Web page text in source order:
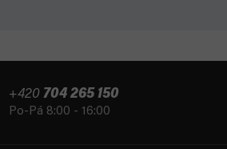
+420 704 265 150
Po-Pá 8:00 - 16:00